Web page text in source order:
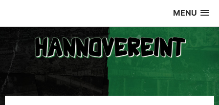
MENU